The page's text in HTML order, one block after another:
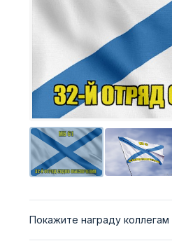
Покажите награду коллегам